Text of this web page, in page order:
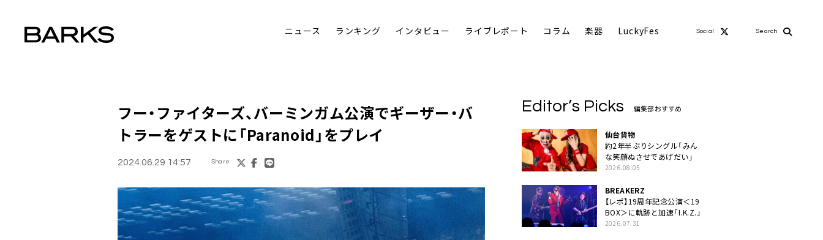
ニュース ランキング インタビュー ライブレポート コラム 楽器 LuckyFes Social Search
フー・ファイターズ、バーミンガム公演でギーザー・バ
トラーをゲストに「Paranoid」をプレイ
2024.06.29 14:57 Share
Editor’s Picks 編集部おすすめ
仙台貨物
約2年半ぶりシングル「みん
な笑顔ぬさせであげだい」
2026.08.05
BREAKERZ
【レポ】19周年記念公演＜19
BOX＞に軌跡と加速「I.K.Z.」
2026.07.31